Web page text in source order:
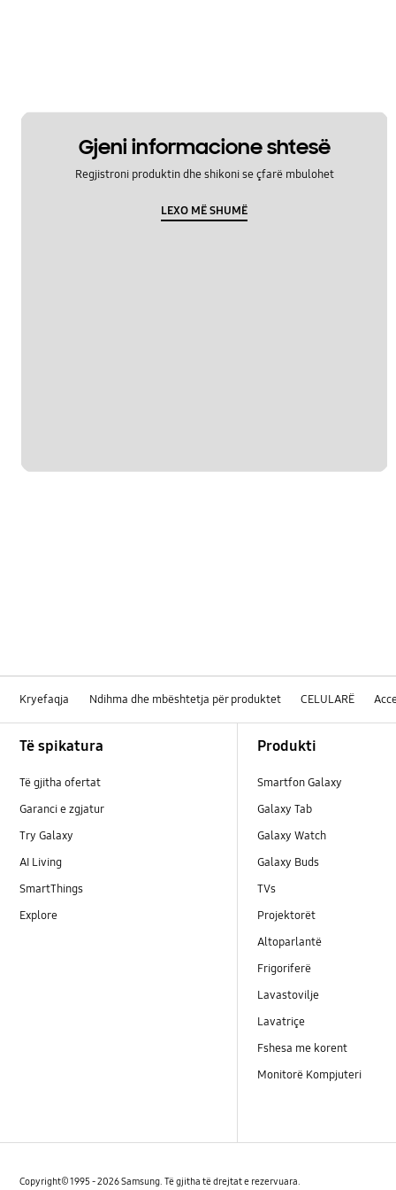
Gjeni informacione shtesë
Regjistroni produktin dhe shikoni se çfarë mbulohet
LEXO MË SHUMË
Kryefaqja Ndihma dhe mbështetja për produktet CELULARË
Të spikatura
Të gjitha ofertat
Garanci e zgjatur
Try Galaxy
AI Living
SmartThings
Explore
Produkti
Smartfon Galaxy
Galaxy Tab
Galaxy Watch
Galaxy Buds
TVs
Projektorët
Altoparlantë
Frigoriferë
Lavastovilje
Lavatriçe
Fshesa me korent
Monitorë Kompjuteri
Copyright© 1995 - 2026 Samsung. Të gjitha të drejtat e rezervuara.